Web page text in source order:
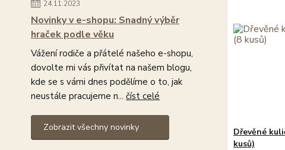
24.11.2023
Novinky v e-shopu: Snadný výběr
hraček podle věku
Vážení rodiče a přátelé našeho e-shopu,
dovolte mi vás přivítat na našem blogu,
kde se s vámi dnes podělíme o to, jak
neustále pracujeme n... číst celé
Zobrazit všechny novinky
Dřevěné
kusů)